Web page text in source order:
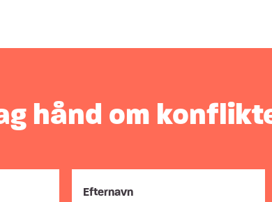
hånd om